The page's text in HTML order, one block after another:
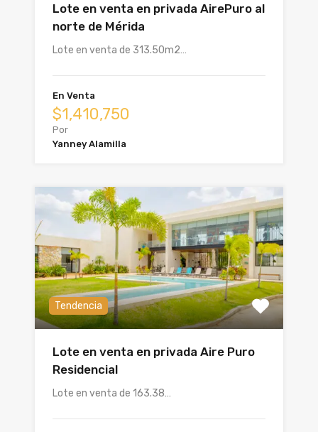
Lote en venta en privada AirePuro al
norte de Mérida
Lote en venta de 313.50m2…
En Venta
$1,410,750
Por
Yanney Alamilla
Tendencia
Lote en venta en privada Aire Puro
Residencial
Lote en venta de 163.38…